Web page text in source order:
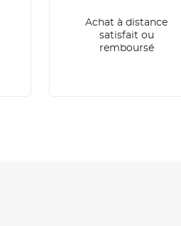
Achat à distance
satisfait ou
remboursé